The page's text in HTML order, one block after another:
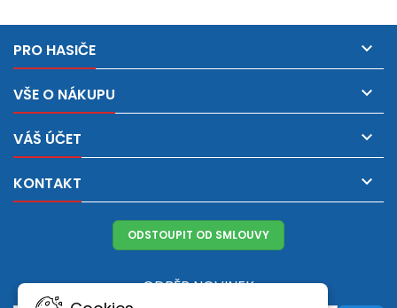
PRO HASIČE 
VŠE O NÁKUPU 
VÁŠ ÚČET 
KONTAKT 
ODSTOUPIT OD SMLOUVY
ODBĚR NOVINEK